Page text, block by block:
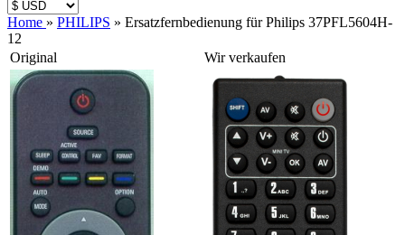
Home » PHILIPS » Ersatzfernbedienung für Philips 37PFL5604H-
12
Original
Wir verkaufen